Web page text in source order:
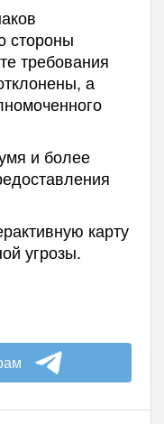
стороны
требования
а
и более
карту
угрозы.